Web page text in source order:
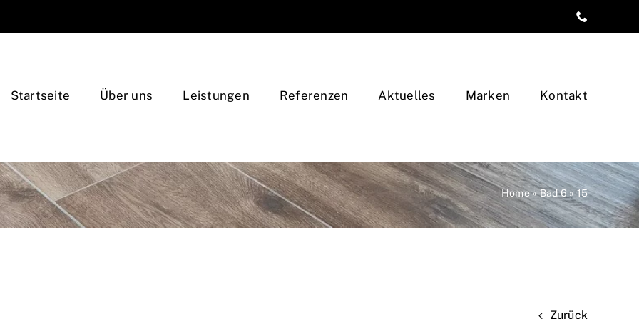
Startseite Über uns Leistungen Referenzen Aktuelles Marken Kontakt
Home»Bad 6»15
Zurück